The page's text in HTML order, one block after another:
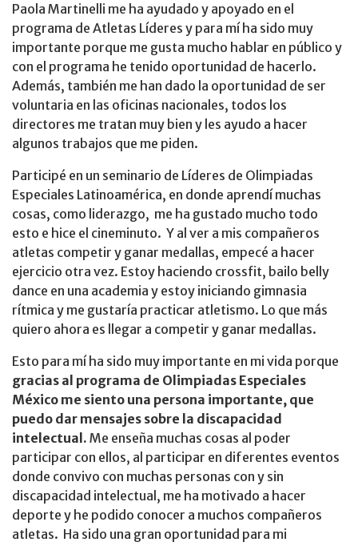
Paola Martinelli me ha ayudado y apoyado en el
programa de Atletas Líderes y para mí ha sido muy
importante porque me gusta mucho hablar en público y
con el programa he tenido oportunidad de hacerlo.
Además, también me han dado la oportunidad de ser
voluntaria en las oficinas nacionales, todos los
directores me tratan muy bien y les ayudo a hacer
algunos trabajos que me piden.
Participé en un seminario de Líderes de Olimpiadas
Especiales Latinoamérica, en donde aprendí muchas
cosas, como liderazgo, me ha gustado mucho todo
esto e hice el cineminuto. Y al ver a mis compañeros
atletas competir y ganar medallas, empecé a hacer
ejercicio otra vez. Estoy haciendo crossfit, bailo belly
dance en una academia y estoy iniciando gimnasia
rítmica y me gustaría practicar atletismo. Lo que más
quiero ahora es llegar a competir y ganar medallas.
Esto para mí ha sido muy importante en mi vida porque
gracias al programa de Olimpiadas Especiales
México me siento una persona importante, que
puedo dar mensajes sobre la discapacidad
intelectual. Me enseña muchas cosas al poder
participar con ellos, al participar en diferentes eventos
donde convivo con muchas personas con y sin
discapacidad intelectual, me ha motivado a hacer
deporte y he podido conocer a muchos compañeros
atletas. Ha sido una gran oportunidad para mi